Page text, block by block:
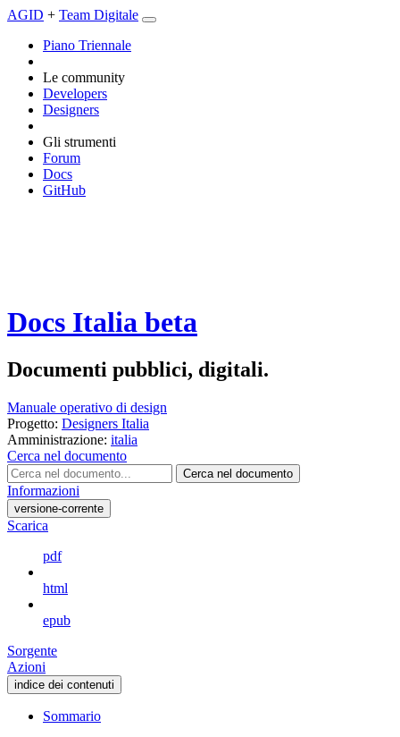
AGID + Team Digitale
Piano Triennale
Le community
Developers
Designers
Gli strumenti
Forum
Docs
GitHub
Docs Italia beta
Documenti pubblici, digitali.
Manuale operativo di design
Progetto: Designers Italia
Amministrazione: italia
Cerca nel documento
Cerca nel documento
Informazioni
versione-corrente
Scarica
pdf
html
epub
Sorgente
Azioni
indice dei contenuti
Sommario